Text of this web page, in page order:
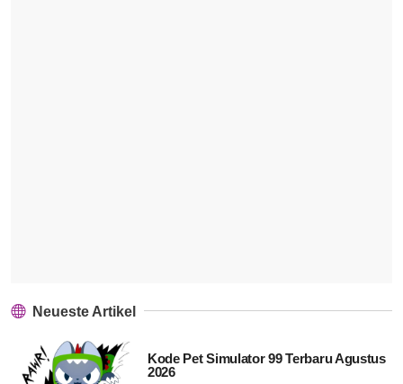
Neueste Artikel
Kode Pet Simulator 99 Terbaru Agustus
2026